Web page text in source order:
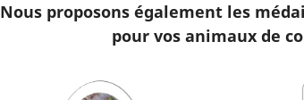
Nous proposons également les
pour vos animaux de